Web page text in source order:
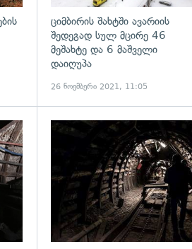
ციმბირის შახტში ავარიის
შედეგად სულ მცირე 46
მეშახტე და 6 მაშველი
დაიღუპა
26 ნოემბერი 2021, 11:05